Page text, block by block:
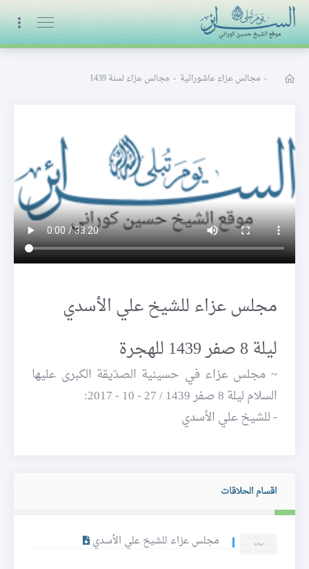
البث المباشر
- مجالس عزاء عاشورائية - مجالس عزاء لسنة 1439
مجلس عزاء للشيخ علي الأسدي
ليلة 8 صفر 1439 للهجرة
~ مجلس عزاء في حسينية الصدّيقة الكبرى عليها
السلام ليلة 8 صفر 1439 / 27 - 10 - 2017:
- للشيخ علي الأسدي
اقسام الحلاقات
مجلس عزاء للشيخ علي الأسدي